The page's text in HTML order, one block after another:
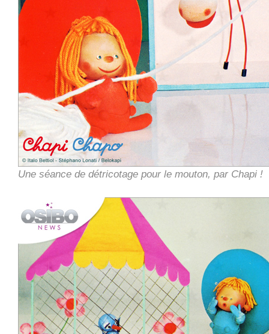
Une séance de détricotage pour le mouton, par Chapi !